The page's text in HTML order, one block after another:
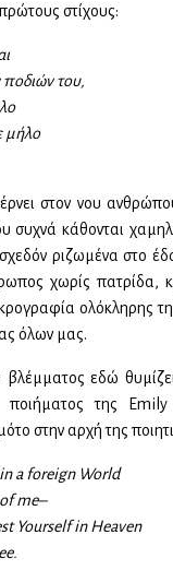
στίχους:
του,
μήλο
στον νου
συχνά κάθονται
ριζωμένα στο
χωρίς πατρίδα,
ολόκληρης
όλων μας.
εδώ
ποιήματος της
στην αρχή της
a foreign World
me–
Yourself in Heaven